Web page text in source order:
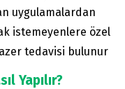
uygulamalardan
istemeyenlere özel
tedavisi bulunur
Yapılır?